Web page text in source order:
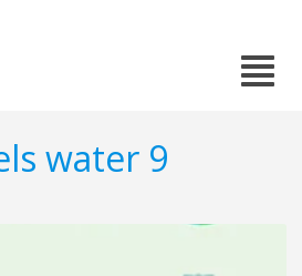
water 9